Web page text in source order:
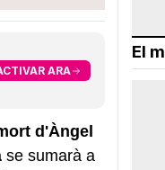
ARA
d'Àngel
se sumarà a
El